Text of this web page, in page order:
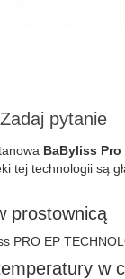
Zadaj pytanie
BaByliss Pro
tej technologii są
prostownicą
PRO EP
w